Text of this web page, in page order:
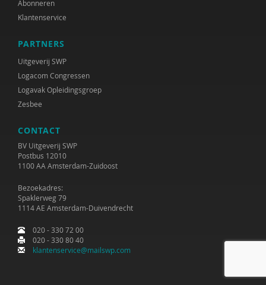
Niels Bloembergen
Jeroen Boekhoven
Paul Boelen
Marjan Boertjes
Rinke Bok
Ben Boksebeld
Evelyn Boksebeld
Arjan Bolt
Abonneren
Klantenservice
PARTNERS
Uitgeverij SWP
Logacom Congressen
Logavak Opleidingsgroep
Zesbee
CONTACT
BV Uitgeverij SWP
Postbus 12010
1100 AA Amsterdam-Zuidoost
Bezoekadres:
Spaklerweg 79
1114 AE Amsterdam-Duivendrecht
020 - 330 72 00
020 - 330 80 40
klantenservice@mailswp.com